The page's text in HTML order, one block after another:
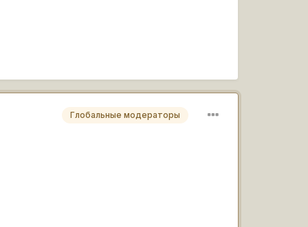
Глобальные модераторы